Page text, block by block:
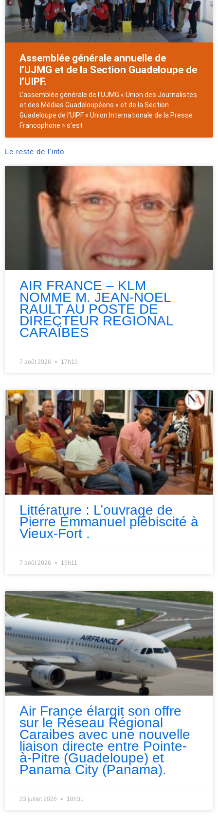
Assemblée générale annuelle de
l’UJMG et de la Section Guadeloupe de
l’UIPF.
L’assemblée générale de l’UJMG « Union des Journalistes
et des Médias Guadeloupéens » et de la Section
Guadeloupe de l’UIPF « Union Internationale de la Presse
Francophone » s’est
Le reste de l'info
AIR FRANCE – KLM
NOMME M. JEAN-NOEL
RAULT AU POSTE DE
DIRECTEUR REGIONAL
CARAÏBES
7 août 2026 17h10
Littérature : L’ouvrage de
Pierre Émmanuel plébiscité à
Vieux-Fort .
7 août 2026 15h11
Air France élargit son offre
sur le Réseau Régional
Caraibes avec une nouvelle
liaison directe entre Pointe-
à-Pitre (Guadeloupe) et
Panama City (Panama).
23 juillet 2026 18h31